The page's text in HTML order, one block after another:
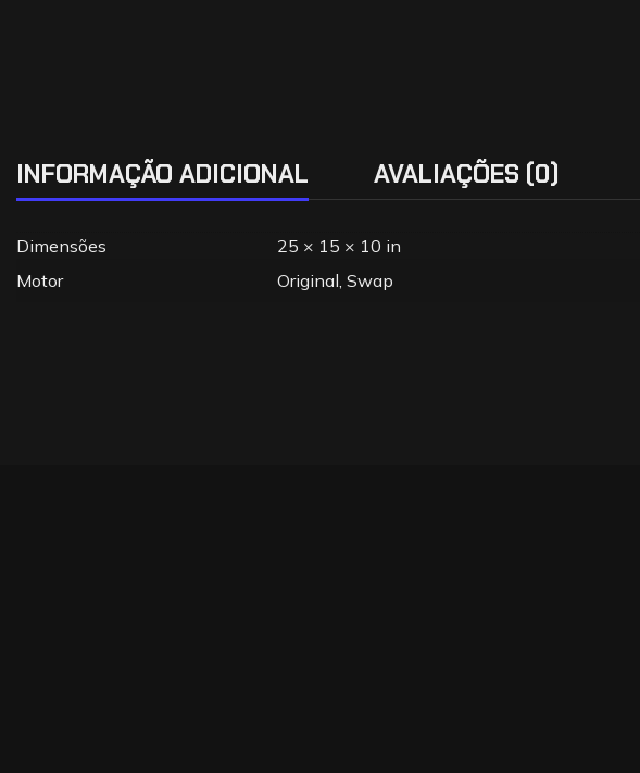
INFORMAÇÃO ADICIONAL AVALIAÇÕES (0)
Dimensões
25 × 15 × 10 in
Motor
Original, Swap